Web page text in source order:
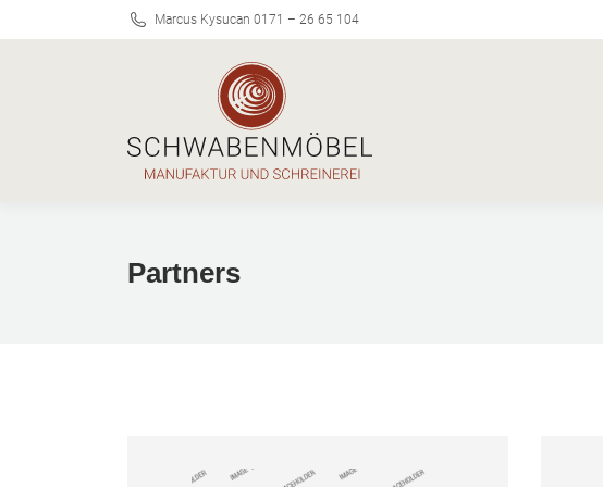
Marcus Kysucan 0171 – 26 65 104
Partners